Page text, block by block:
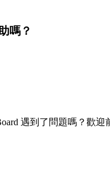
嗎？
遇到了問題嗎？歡